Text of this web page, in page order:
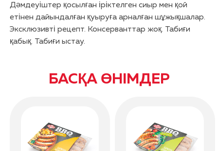
Дәмдеуіштер қосылған іріктелген сиыр мен қой
етінен дайындалған қуыруға арналған шұжықшалар.
Эксклюзивті рецепт. Консерванттар жоқ. Табиғи
қабық. Табиғи ыстау.
БАСҚА ӨНІМДЕР